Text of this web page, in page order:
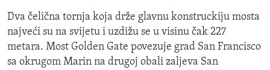
Dva čelična tornja koja drže glavnu konstruckiju mosta
najveći su na svijetu i uzdižu se u visinu čak 227
metara. Most Golden Gate povezuje grad San Francisco
sa okrugom Marin na drugoj obali zaljeva San